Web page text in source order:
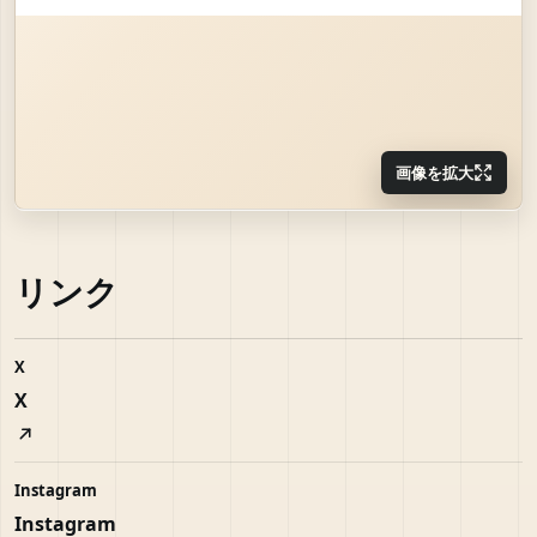
画像を拡大
リンク
X
X
Instagram
Instagram